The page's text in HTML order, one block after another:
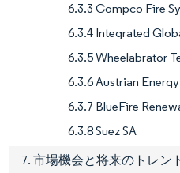
6.3.3 Compco Fire
6.3.4 Integrated
6.3.5 Wheelabrator
6.3.6 Austrian
6.3.7 BlueFire
6.3.8 Suez SA
7. 市場機会と将来のトレン